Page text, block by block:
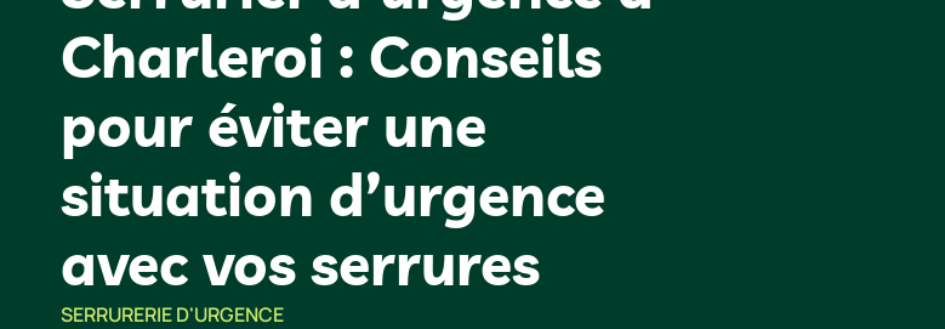
Charleroi : Conseils
pour éviter une
situation d’urgence
avec vos serrures
SERRURERIE D'URGENCE